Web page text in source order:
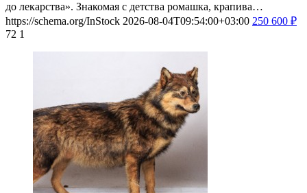
до лекарства». Знакомая с детства ромашка, крапива…
https://schema.org/InStock 2026-08-04T09:54:00+03:00 250 600 ₽
72 1